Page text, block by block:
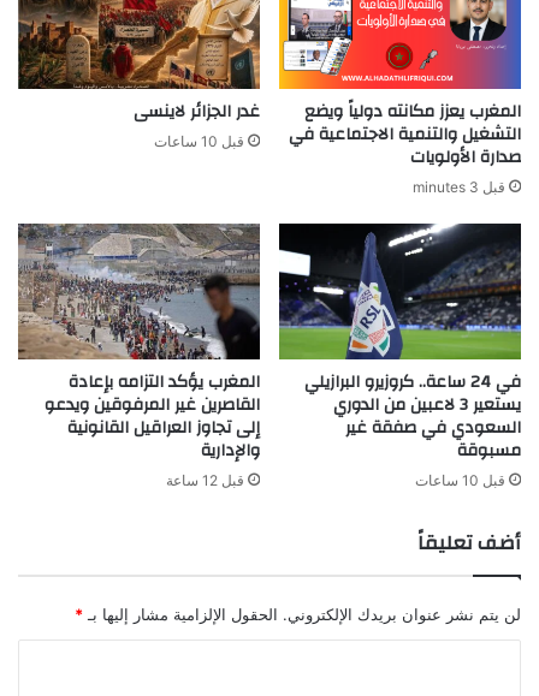
المغرب يعزز مكانته دولياً ويضع
التشغيل والتنمية الاجتماعية في
صدارة الأولويات
قبل 3 minutes
غدر الجزائر لاينسى
قبل 10 ساعات
في 24 ساعة.. كروزيرو البرازيلي
يستعير 3 لاعبين من الدوري
السعودي في صفقة غير
مسبوقة
قبل 10 ساعات
المغرب يؤكد التزامه بإعادة
القاصرين غير المرفوقين ويدعو
إلى تجاوز العراقيل القانونية
والإدارية
قبل 12 ساعة
أضف تعليقاً
لن يتم نشر عنوان بريدك الإلكتروني. الحقول الإلزامية مشار إليها بـ *